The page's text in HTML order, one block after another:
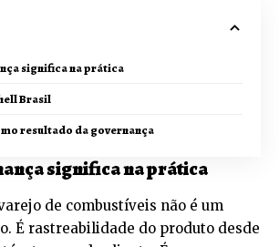
significa na prática
Brasil
resultado da governança
significa na prática
de combustíveis não é um
É rastreabilidade do produto desde